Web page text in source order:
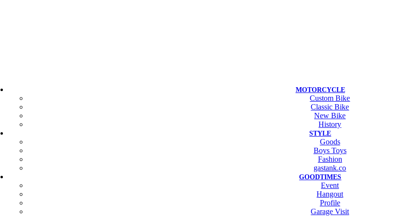
MOTORCYCLE
Custom Bike
Classic Bike
New Bike
History
STYLE
Goods
Boys Toys
Fashion
gastank.co
GOODTIMES
Event
Hangout
Profile
Garage Visit